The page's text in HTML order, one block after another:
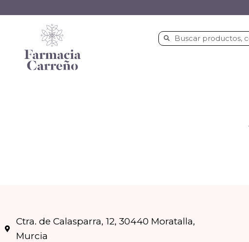
Ctra. de Calasparra, 12, 30440 Moratalla,
Murcia